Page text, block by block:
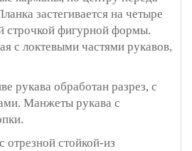
застегивается на четыре
строчкой фигурной формы.
с локтевыми частями рукавов,
рукава обработан разрез, с
Манжеты рукава с
стойкой-из